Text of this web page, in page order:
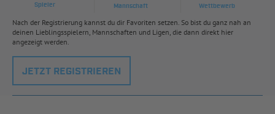
Spieler Mannschaft Wettbewerb
Nach der Registrierung kannst du dir Favoriten setzen. So bist du ganz nah an
deinen Lieblingsspielern, Mannschaften und Ligen, die dann direkt hier
angezeigt werden.
JETZT REGISTRIEREN